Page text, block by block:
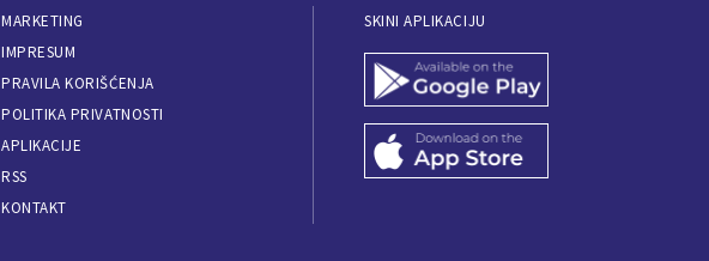
MARKETING
IMPRESUM
PRAVILA KORIŠĆENJA
POLITIKA PRIVATNOSTI
APLIKACIJE
RSS
KONTAKT
SKINI APLIKACIJU